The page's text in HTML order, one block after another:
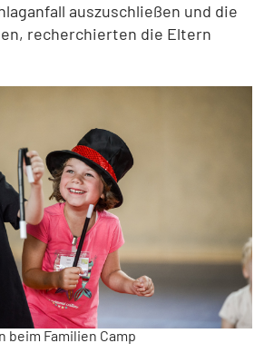
auszuschließen und die
recherchierten die Eltern
beim Familien Camp